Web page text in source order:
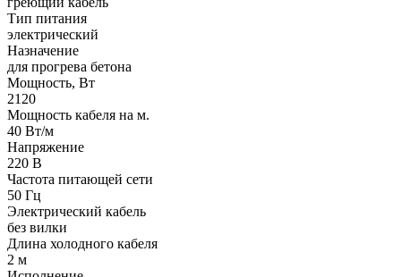
Тип питания
электрический
Назначение
для прогрева бетона
Мощность, Вт
2120
Мощность кабеля на м.
40 Вт/м
Напряжение
220 В
Частота питающей сети
50 Гц
Электрический кабель
без вилки
Длина холодного кабеля
2 м